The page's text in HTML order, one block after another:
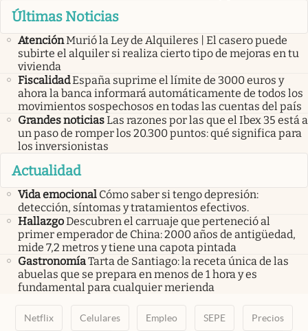
Últimas Noticias
AtenciónMurió la Ley de Alquileres | El casero puede
subirte el alquiler si realiza cierto tipo de mejoras en tu
vivienda
FiscalidadEspaña suprime el límite de 3000 euros y
ahora la banca informará automáticamente de todos los
movimientos sospechosos en todas las cuentas del país
Grandes noticiasLas razones por las que el Ibex 35 está a
un paso de romper los 20.300 puntos: qué significa para
los inversionistas
Actualidad
Vida emocional Cómo saber si tengo depresión:
detección, síntomas y tratamientos efectivos.
HallazgoDescubren el carruaje que perteneció al
primer emperador de China: 2000 años de antigüedad,
mide 7,2 metros y tiene una capota pintada
GastronomíaTarta de Santiago: la receta única de las
abuelas que se prepara en menos de 1 hora y es
fundamental para cualquier merienda
Netflix Celulares Empleo SEPE Precios